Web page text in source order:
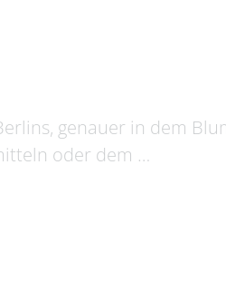
genauer in dem
oder dem …